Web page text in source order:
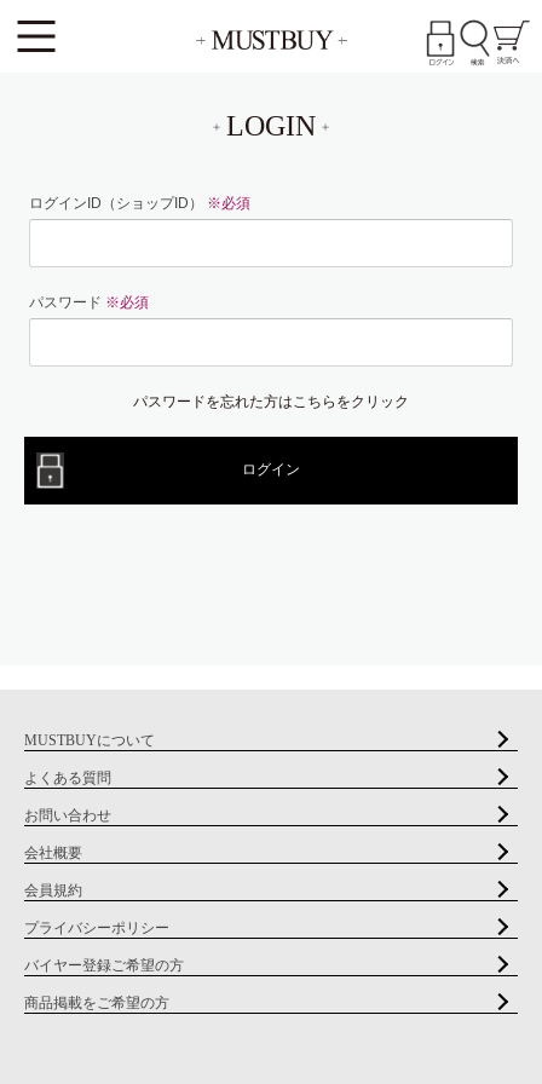
LOGIN
ログインID（ショップID） ※必須
パスワード ※必須
パスワードを忘れた方はこちらをクリック
MUSTBUYについて
よくある質問
お問い合わせ
会社概要
会員規約
プライバシーポリシー
バイヤー登録ご希望の方
商品掲載をご希望の方